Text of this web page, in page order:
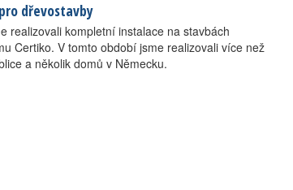
dřevostavby
realizovali kompletní instalace na stavbách
Certiko. V tomto období jsme realizovali více než
a několik domů v Německu.